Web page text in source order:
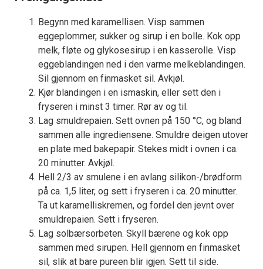
Begynn med karamellisen. Visp sammen
eggeplommer, sukker og sirup i en bolle. Kok opp
melk, fløte og glykosesirup i en kasserolle. Visp
eggeblandingen ned i den varme melkeblandingen.
Sil gjennom en finmasket sil. Avkjøl.
Kjør blandingen i en ismaskin, eller sett den i
fryseren i minst 3 timer. Rør av og til.
Lag smuldrepaien. Sett ovnen på 150 °C, og bland
sammen alle ingrediensene. Smuldre deigen utover
en plate med bakepapir. Stekes midt i ovnen i ca.
20 minutter. Avkjøl.
Hell 2/3 av smulene i en avlang silikon-/brødform
på ca. 1,5 liter, og sett i fryseren i ca. 20 minutter.
Ta ut karamelliskremen, og fordel den jevnt over
smuldrepaien. Sett i fryseren.
Lag solbærsorbeten. Skyll bærene og kok opp
sammen med sirupen. Hell gjennom en finmasket
sil, slik at bare pureen blir igjen. Sett til side.